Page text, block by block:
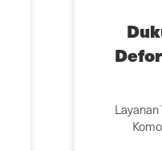
Layanan